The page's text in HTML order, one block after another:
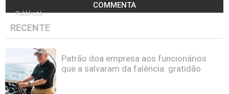
COMMENTA
Pubblicità
RECENTE
Patrão doa empresa aos funcionários
que a salvaram da falência: gratidão